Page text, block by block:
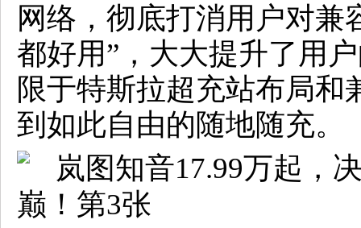
网络，彻底打消用户对兼
都好用”，大大提升了用
限于特斯拉超充站布局和
到如此自由的随地随充。